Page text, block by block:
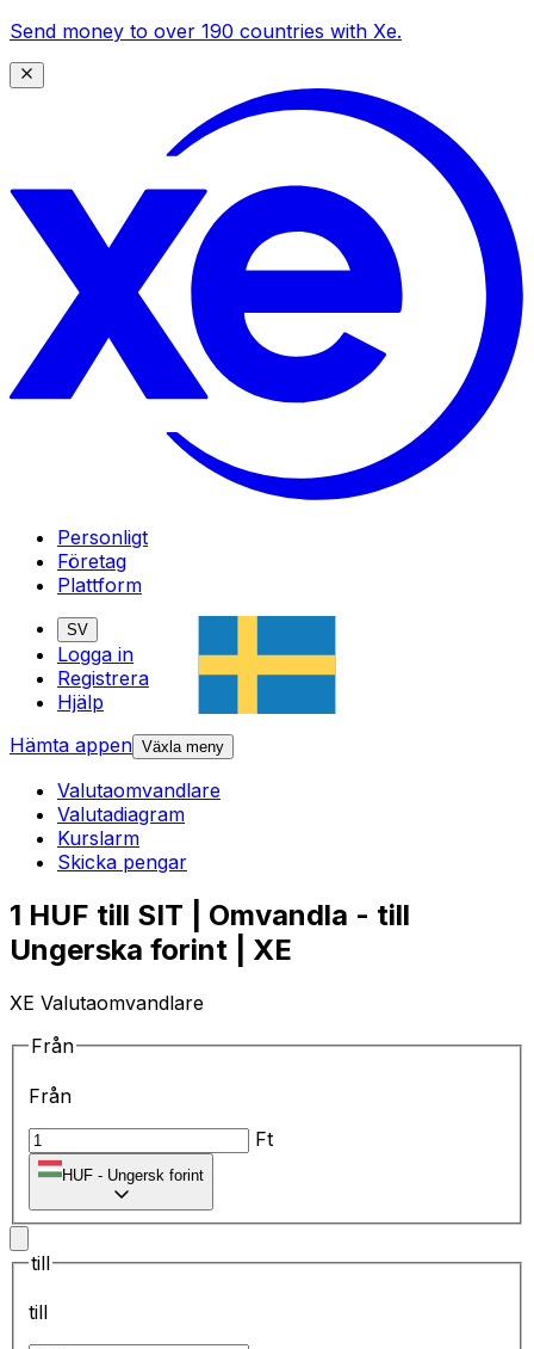
Send money to over 190 countries with Xe.
Personligt
Företag
Plattform
SV
Logga in
Registrera
Hjälp
Hämta appen Växla meny
Valutaomvandlare
Valutadiagram
Kurslarm
Skicka pengar
1 HUF till SIT | Omvandla - till
Ungerska forint | XE
XE Valutaomvandlare
Från
Från
Ft
HUF - Ungersk forint
till
till